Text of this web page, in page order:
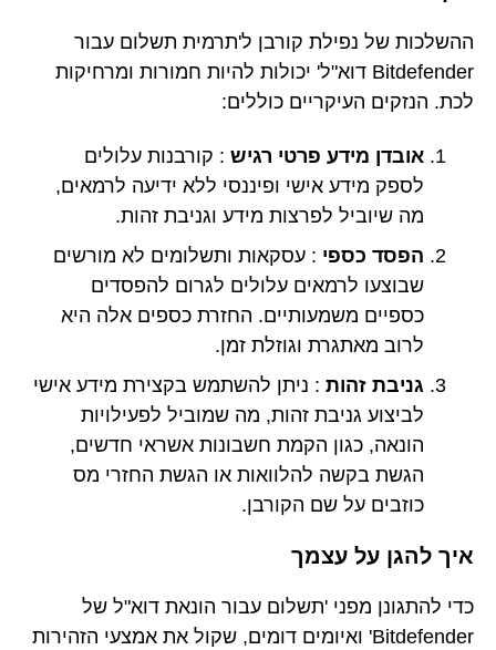
ההשלכות של נפילת קורבן ל'תרמית תשלום עבור
Bitdefender דוא"ל' יכולות להיות חמורות ומרחיקות
לכת. הנזקים העיקריים כוללים:
אובדן מידע פרטי רגיש : קורבנות עלולים
לספק מידע אישי ופיננסי ללא ידיעה לרמאים,
מה שיוביל לפרצות מידע וגניבת זהות.
הפסד כספי : עסקאות ותשלומים לא מורשים
שבוצעו לרמאים עלולים לגרום להפסדים
כספיים משמעותיים. החזרת כספים אלה היא
לרוב מאתגרת וגוזלת זמן.
גניבת זהות : ניתן להשתמש בקצירת מידע אישי
לביצוע גניבת זהות, מה שמוביל לפעילויות
הונאה, כגון הקמת חשבונות אשראי חדשים,
הגשת בקשה להלוואות או הגשת החזרי מס
כוזבים על שם הקורבן.
איך להגן על עצמך
כדי להתגונן מפני 'תשלום עבור הונאת דוא"ל של
Bitdefender' ואיומים דומים, שקול את אמצעי הזהירות